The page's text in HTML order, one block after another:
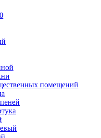
помещений